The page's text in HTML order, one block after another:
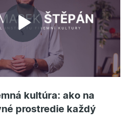
Prehrať
video
kultúra: ako na
prostredie každý